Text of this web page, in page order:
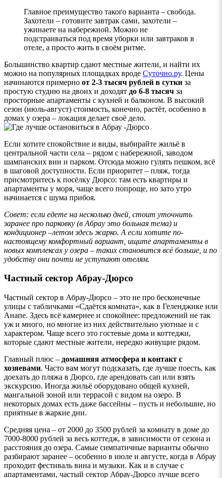
Главное преимущество такого варианта – свобода.
Захотели – готовите завтрак сами, захотели –
ужинаете на набережной. Можно не
подстраиваться под время уборки или завтраков в
отеле, а просто жить в своём ритме.
Большинство квартир сдают местные жители, и найти их
можно на популярных площадках вроде Суточно.ру. Цены
начинаются примерно от 2-3 тысяч рублей в сутки за
простую студию на двоих и доходят до 6-8 тысяч за
просторные апартаменты с кухней и балконом. В высокий
сезон (июль-август) стоимость, конечно, растёт, особенно в
домах у озера – локация делает своё дело.
Если хотите спокойствие и виды, выбирайте жильё в
центральной части села – рядом с набережной, заводом
шампанских вин и парком. Отсюда можно гулять пешком, всё
в шаговой доступности. Если приоритет – пляж, тогда
присмотритесь к посёлку Дюрсо: там есть квартиры и
апартаменты у моря, чаще всего попроще, но зато утро
начинается с шума прибоя.
Совет: если едете на несколько дней, стоит уточнить
заранее про парковку (в Абрау это больная тема) и
кондиционер –летом здесь жарко. А если хотите по-
настоящему комфортный вариант, ищите апартаменты в
новых комплексах у озера – таких становится всё больше, и по
удобству они почти не уступают отелям.
Частный сектор Абрау-Дюрсо
Частный сектор в Абрау-Дюрсо – это не про бесконечные
улицы с табличками «Сдаётся комната», как в Геленджике или
Анапе. Здесь всё камернее и спокойнее: предложений не так
уж и много, но многие из них действительно уютные и с
характером. Чаще всего это гостевые дома и коттеджи,
которые сдают местные жители, нередко живущие рядом.
Главный плюс – домашняя атмосфера и контакт с
хозяевами. Часто вам могут подсказать, где лучше поесть, как
доехать до пляжа в Дюрсо, где арендовать сап или взять
экскурсию. Иногда жильё оборудовано общей кухней,
мангальной зоной или террасой с видом на озеро. В
некоторых домах есть даже бассейны – пусть и небольшие, но
приятные в жаркие дни.
Средняя цена – от 2000 до 3500 рублей за комнату в доме до
7000-8000 рублей за весь коттедж, в зависимости от сезона и
расстояния до озера. Самые симпатичные варианты обычно
разбирают заранее – особенно в июле и августе, когда в Абрау
проходит фестиваль вина и музыки. Как и в случае с
апартаментами, частый сектор Абрау-Дюрсо лучше всего